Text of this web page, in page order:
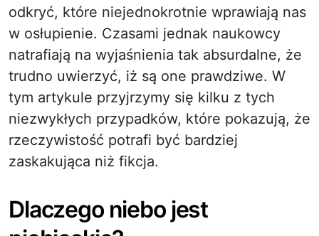
odkryć, które niejednokrotnie wprawiają nas
w osłupienie. Czasami jednak naukowcy
natrafiają na wyjaśnienia tak absurdalne, że
trudno uwierzyć, iż są one prawdziwe. W
tym artykule przyjrzymy się kilku z tych
niezwykłych przypadków, które pokazują, że
rzeczywistość potrafi być bardziej
zaskakująca niż fikcja.
Dlaczego niebo jest